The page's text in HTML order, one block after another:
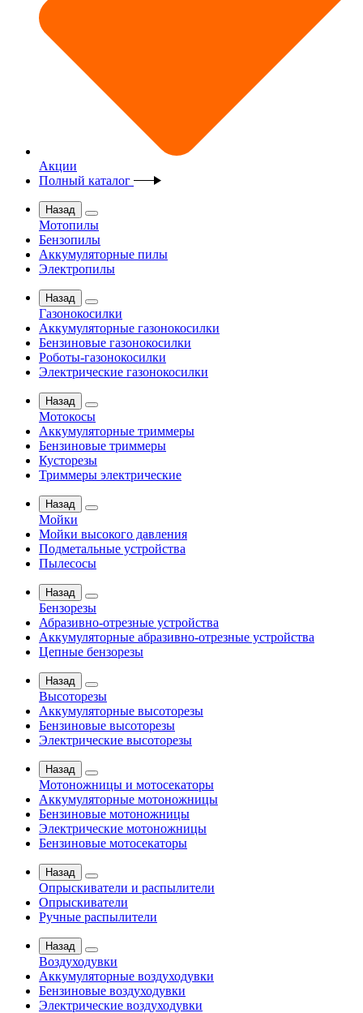
Акции
Полный каталог
Назад
Мотопилы
Бензопилы
Аккумуляторные пилы
Электропилы
Назад
Газонокосилки
Аккумуляторные газонокосилки
Бензиновые газонокосилки
Роботы-газонокосилки
Электрические газонокосилки
Назад
Мотокосы
Аккумуляторные триммеры
Бензиновые триммеры
Кусторезы
Триммеры электрические
Назад
Мойки
Мойки высокого давления
Подметальные устройства
Пылесосы
Назад
Бензорезы
Абразивно-отрезные устройства
Аккумуляторные абразивно-отрезные устройства
Цепные бензорезы
Назад
Высоторезы
Аккумуляторные высоторезы
Бензиновые высоторезы
Электрические высоторезы
Назад
Мотоножницы и мотосекаторы
Аккумуляторные мотоножницы
Бензиновые мотоножницы
Электрические мотоножницы
Бензиновые мотосекаторы
Назад
Опрыскиватели и распылители
Опрыскиватели
Ручные распылители
Назад
Воздуходувки
Аккумуляторные воздуходувки
Бензиновые воздуходувки
Электрические воздуходувки